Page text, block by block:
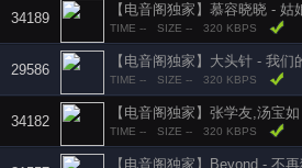
34189
【电音阁独家】慕容晓晓 -
TIME -- SIZE -- 320 KBPS
29586
【电音阁独家】大头针 - 我
TIME -- SIZE -- 320 KBPS
34182
TIME -- SIZE -- 320 KBPS
【电音阁独家】Beyond - 不